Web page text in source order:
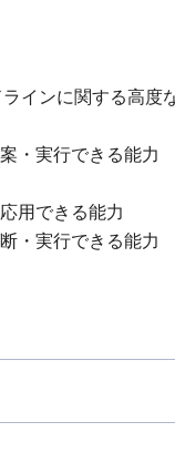
インに関する高度
・実行できる能力
用できる能力
・実行できる能力